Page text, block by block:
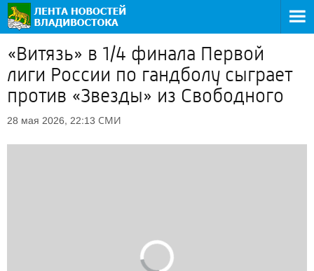
«Витязь» в 1/4 финала Первой
лиги России по гандболу сыграет
против «Звезды» из Свободного
28 мая 2026, 22:13 СМИ